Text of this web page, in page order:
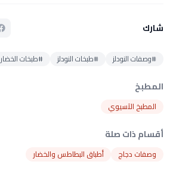
شارك
#وصفات النودلز #طبخات النودلز #طبخات الخضار
المطبخ
المطبخ الآسيوي
أقسام ذات صلة
وصفات دجاج أطباق البطاطس والخضار